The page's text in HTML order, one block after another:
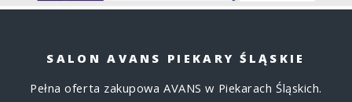
SALON AVANS PIEKARY ŚLĄSKIE
Pełna oferta zakupowa AVANS w Piekarach Śląskich.